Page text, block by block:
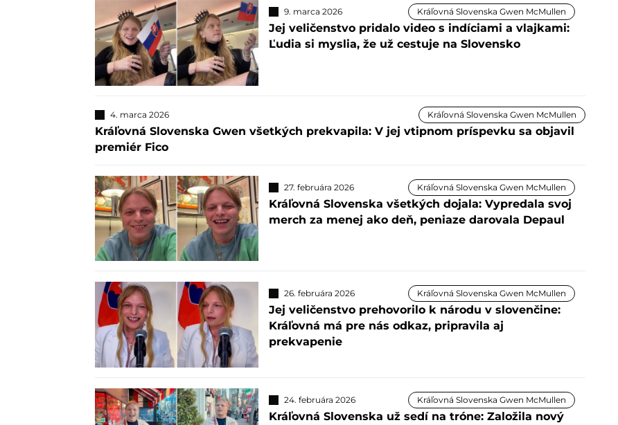
9. marca 2026 Kráľovná Slovenska Gwen McMullen
Jej veličenstvo pridalo video s indíciami a vlajkami:
Ľudia si myslia, že už cestuje na Slovensko
4. marca 2026 Kráľovná Slovenska Gwen McMullen
Kráľovná Slovenska Gwen všetkých prekvapila: V jej vtipnom príspevku sa objavil
premiér Fico
27. februára 2026 Kráľovná Slovenska Gwen McMullen
Kráľovná Slovenska všetkých dojala: Vypredala svoj
merch za menej ako deň, peniaze darovala Depaul
26. februára 2026 Kráľovná Slovenska Gwen McMullen
Jej veličenstvo prehovorilo k národu v slovenčine:
Kráľovná má pre nás odkaz, pripravila aj
prekvapenie
24. februára 2026 Kráľovná Slovenska Gwen McMullen
Kráľovná Slovenska už sedí na tróne: Založila nový